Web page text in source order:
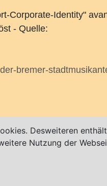
Corporate-Identity"
- Quelle:
bremer-
Desweiteren
Nutzung der